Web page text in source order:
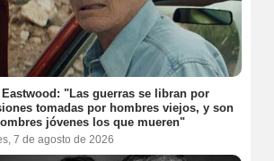
"Las guerras se libran por
tomadas por hombres viejos, y son
jóvenes los que mueren"
7 de agosto de 2026